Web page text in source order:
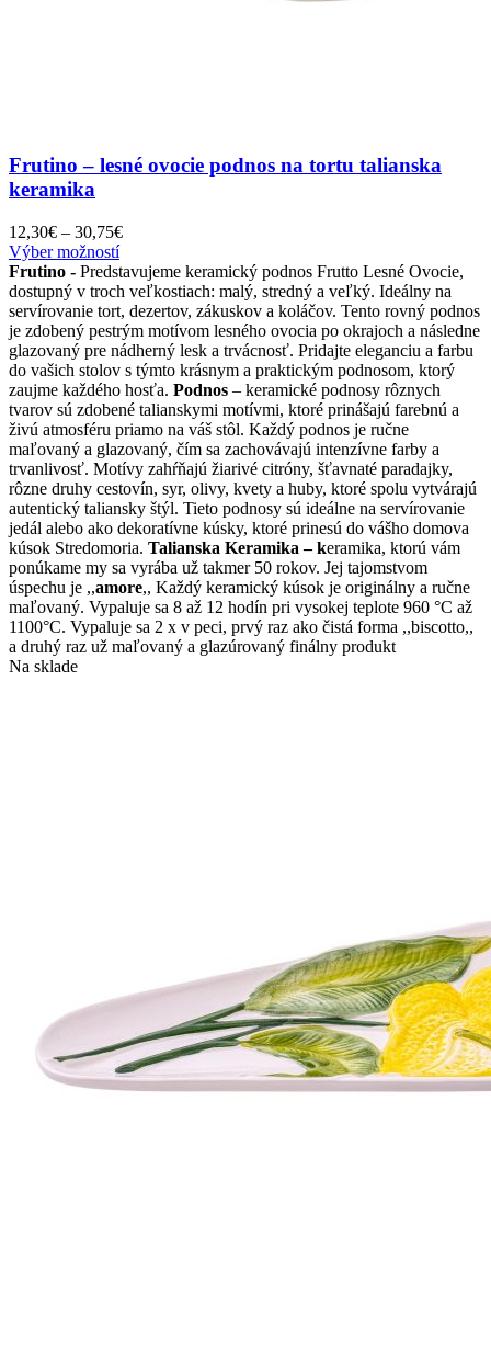
Frutino – lesné ovocie podnos na tortu talianska
keramika
12,30€ – 30,75€Price
12,30€
through
30,75€
Výber možnostíTento
produkt
má
viacero
variantov.
Možnosti
si
môžete
vybrať
na
stránke
produktu.
Frutino - Predstavujeme keramický podnos Frutto Lesné Ovocie,
dostupný v troch veľkostiach: malý, stredný a veľký. Ideálny na
servírovanie tort, dezertov, zákuskov a koláčov. Tento rovný podnos
je zdobený pestrým motívom lesného ovocia po okrajoch a následne
glazovaný pre nádherný lesk a trvácnosť. Pridajte eleganciu a farbu
do vašich stolov s týmto krásnym a praktickým podnosom, ktorý
zaujme každého hosťa. Podnos – keramické podnosy rôznych
tvarov sú zdobené talianskymi motívmi, ktoré prinášajú farebnú a
živú atmosféru priamo na váš stôl. Každý podnos je ručne
maľovaný a glazovaný, čím sa zachovávajú intenzívne farby a
trvanlivosť. Motívy zahŕňajú žiarivé citróny, šťavnaté paradajky,
rôzne druhy cestovín, syr, olivy, kvety a huby, ktoré spolu vytvárajú
autentický taliansky štýl. Tieto podnosy sú ideálne na servírovanie
jedál alebo ako dekoratívne kúsky, ktoré prinesú do vášho domova
kúsok Stredomoria. Talianska Keramika – keramika, ktorú vám
ponúkame my sa vyrába už takmer 50 rokov. Jej tajomstvom
úspechu je ,,amore,, Každý keramický kúsok je originálny a ručne
maľovaný. Vypaluje sa 8 až 12 hodín pri vysokej teplote 960 °C až
1100°C. Vypaluje sa 2 x v peci, prvý raz ako čistá forma ,,biscotto,,
a druhý raz už maľovaný a glazúrovaný finálny produkt
Na sklade